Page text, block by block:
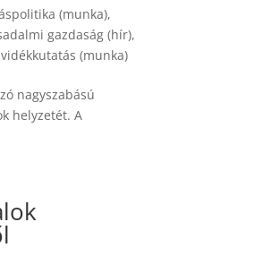
(munka),
gazdaság (hír),
(munka)
nagyszabású
helyzetét. A